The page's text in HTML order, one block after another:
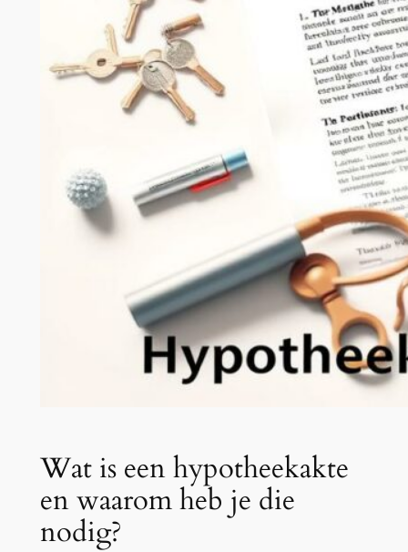
Wat is een hypotheekakte
en waarom heb je die
nodig?